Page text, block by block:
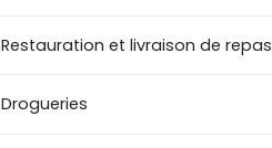
Restauration et livraison de repas
Drogueries